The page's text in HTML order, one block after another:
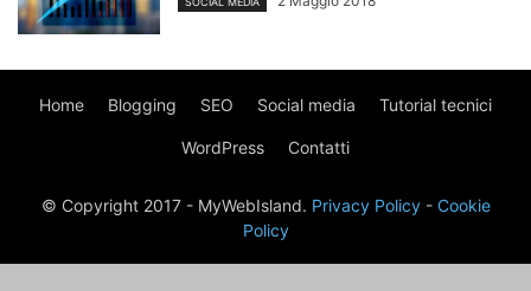
Home Blogging SEO Social media Tutorial tecnici
WordPress Contatti
© Copyright 2017 - MyWebIsland. Privacy Policy- Cookie
Policy